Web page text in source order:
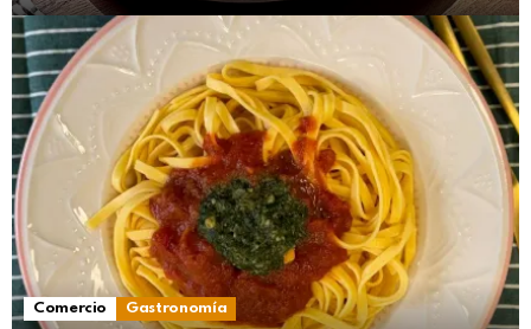
Comercio Gastronomía